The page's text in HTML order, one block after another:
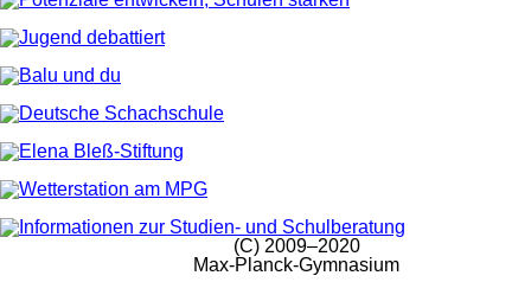
(C) 2009–2020
Max-Planck-Gymnasium